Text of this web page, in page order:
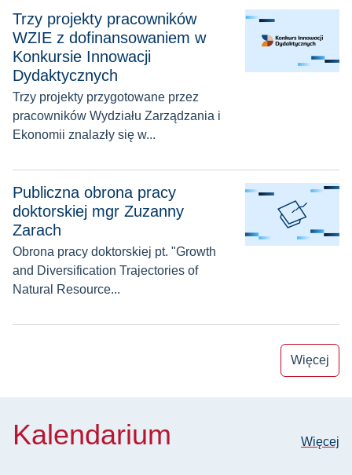
Trzy projekty pracowników
WZIE z dofinansowaniem w
Konkursie Innowacji
Dydaktycznych
Trzy projekty przygotowane przez
pracowników Wydziału Zarządzania i
Ekonomii znalazły się w...
Publiczna obrona pracy
doktorskiej mgr Zuzanny
Zarach
Obrona pracy doktorskiej pt. "Growth
and Diversification Trajectories of
Natural Resource...
Więcej
Kalendarium Więcej